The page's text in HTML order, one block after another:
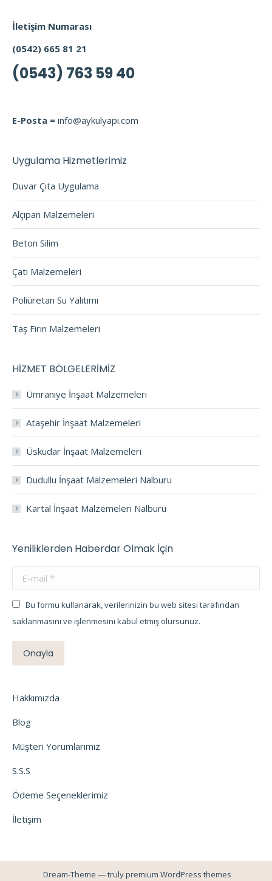
İletişim Numarası
(0542) 665 81 21
(0543) 763 59 40
E-Posta = info@aykulyapi.com
Uygulama Hizmetlerimiz
Duvar Çıta Uygulama
Alçıpan Malzemeleri
Beton Silim
Çatı Malzemeleri
Poliüretan Su Yalıtımı
Taş Fırın Malzemeleri
HİZMET BÖLGELERİMİZ
Ümraniye İnşaat Malzemeleri
Ataşehir İnşaat Malzemeleri
Üsküdar İnşaat Malzemeleri
Dudullu İnşaat Malzemeleri Nalburu
Kartal İnşaat Malzemeleri Nalburu
Yeniliklerden Haberdar Olmak İçin
E-mail *
Bu formu kullanarak, verilerinizin bu web sitesi tarafından
saklanmasını ve işlenmesini kabul etmiş olursunuz.
Onayla
Hakkımızda
Blog
Müşteri Yorumlarımız
S.S.S
Ödeme Seçeneklerimiz
İletişim
Dream-Theme — trulypremium WordPress themes